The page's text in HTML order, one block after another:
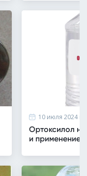
10 июля 2024 г.
Ортоксилол
и применение